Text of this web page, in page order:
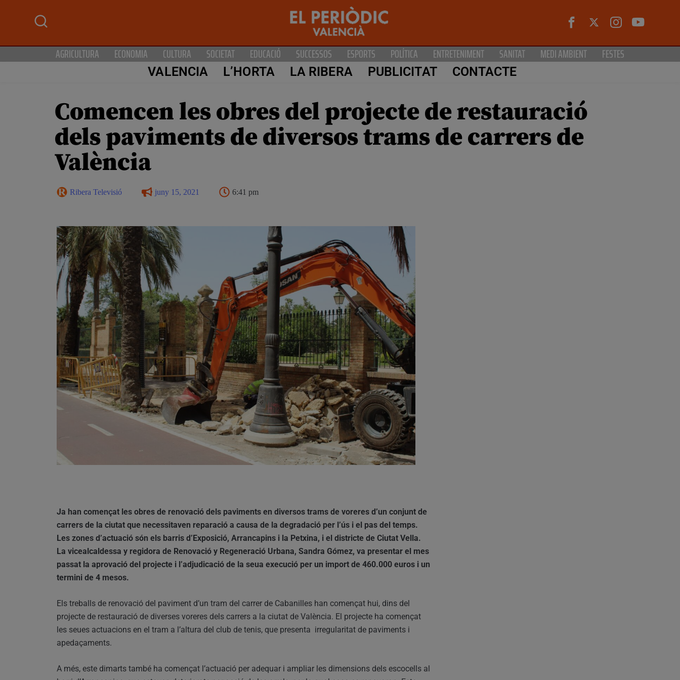
AGRICULTURA ECONOMIA CULTURA SOCIETAT EDUCACIÓ SUCCESSOS ESPORTS POLÍTICA ENTRETENIMENT SANITAT MEDI AMBIENT FESTES
VALENCIA L’HORTA LA RIBERA PUBLICITAT CONTACTE
Comencen les obres del projecte de restauració
dels paviments de diversos trams de carrers de
València
Ribera Televisió juny 15, 2021 6:41 pm
Ja han començat les obres de renovació dels paviments en diversos trams de voreres d’un conjunt de
carrers de la ciutat que necessitaven reparació a causa de la degradació per l’ús i el pas del temps.
Les zones d’actuació són els barris d’Exposició, Arrancapins i la Petxina, i el districte de Ciutat Vella.
La vicealcaldessa y regidora de Renovació y Regeneració Urbana, Sandra Gómez, va presentar el mes
passat la aprovació del projecte i l’adjudicació de la seua execució per un import de 460.000 euros i un
termini de 4 mesos.
Els treballs de renovació del paviment d’un tram del carrer de Cabanilles han començat hui, dins del
projecte de restauració de diverses voreres dels carrers a la ciutat de València. El projecte ha començat
les seues actuacions en el tram a l’altura del club de tenis, que presenta irregularitat de paviments i
apedaçaments.
A més, este dimarts també ha començat l’actuació per adequar i ampliar les dimensions dels escocells al